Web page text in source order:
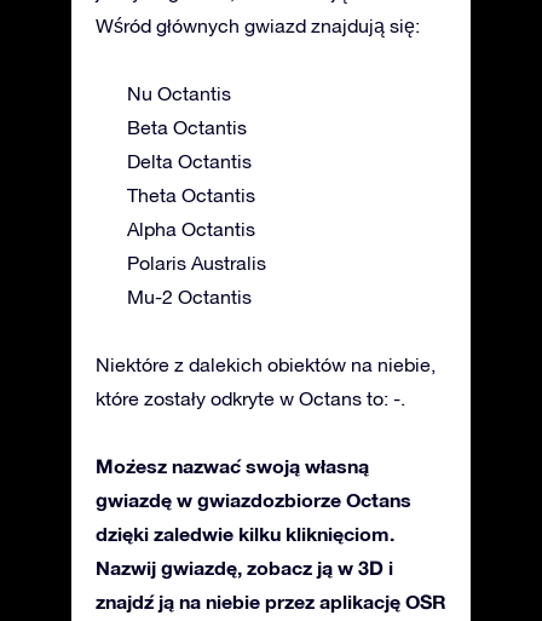
Wśród głównych gwiazd znajdują się:
Nu Octantis
Beta Octantis
Delta Octantis
Theta Octantis
Alpha Octantis
Polaris Australis
Mu-2 Octantis
Niektóre z dalekich obiektów na niebie,
które zostały odkryte w Octans to: -.
Możesz nazwać swoją własną
gwiazdę w gwiazdozbiorze Octans
dzięki zaledwie kilku kliknięciom.
Nazwij gwiazdę, zobacz ją w 3D i
znajdź ją na niebie przez aplikację OSR